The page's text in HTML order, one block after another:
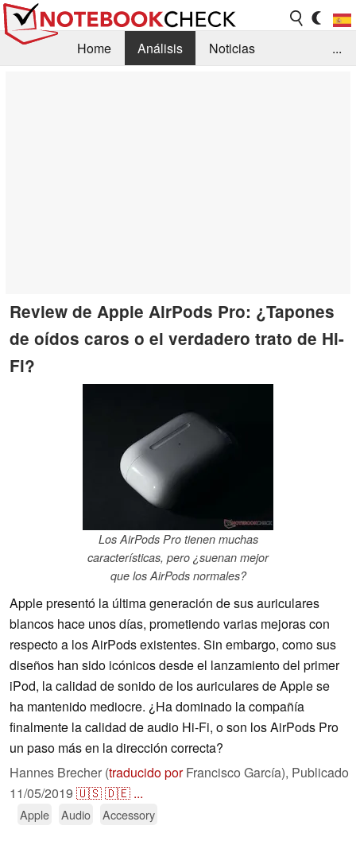
Home Análisis
Noticias
...
Review de Apple AirPods Pro: ¿Tapones
de oídos caros o el verdadero trato de Hi-
Fi?
Los AirPods Pro tienen muchas
características, pero ¿suenan mejor
que los AirPods normales?
Apple presentó la última generación de sus auriculares
blancos hace unos días, prometiendo varias mejoras con
respecto a los AirPods existentes. Sin embargo, como sus
diseños han sido icónicos desde el lanzamiento del primer
iPod, la calidad de sonido de los auriculares de Apple se
ha mantenido mediocre. ¿Ha dominado la compañía
finalmente la calidad de audio Hi-Fi, o son los AirPods Pro
un paso más en la dirección correcta?
Hannes Brecher (traducido porFrancisco García), Publicado
11/05/2019 🇺🇸🇩🇪 ...
Apple Audio Accessory